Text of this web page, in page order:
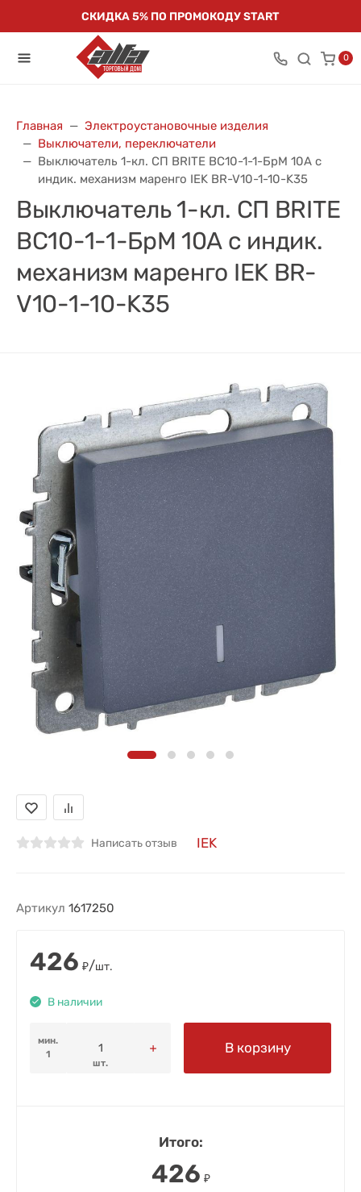
СКИДКА 5% ПО ПРОМОКОДУ START
0
Главная
Электроустановочные изделия
Выключатели, переключатели
Выключатель 1-кл. СП BRITE ВС10-1-1-БрМ 10А с
индик. механизм маренго IEK BR-V10-1-10-K35
Выключатель 1-кл. СП BRITE
ВС10-1-1-БрМ 10А с индик.
механизм маренго IEK BR-
V10-1-10-K35
Написать отзыв IEK
Артикул 1617250
426 ₽/шт.
В наличии
мин.
1
шт.
В корзину
Итого:
426 ₽